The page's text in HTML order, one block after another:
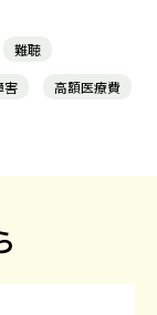
難聴
害
高額医療費